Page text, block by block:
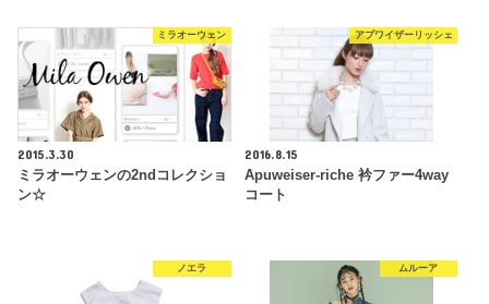
ミラオーウェン
2015.3.30
ミラオーウェンの2ndコレクショ
ン☆
アプワイザーリッシェ
2016.8.15
Apuweiser-riche 衿ファー4way
コート
ノエラ ムルーア